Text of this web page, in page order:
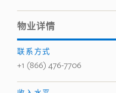
物业详情
联系方式
+1 (866) 476-7706